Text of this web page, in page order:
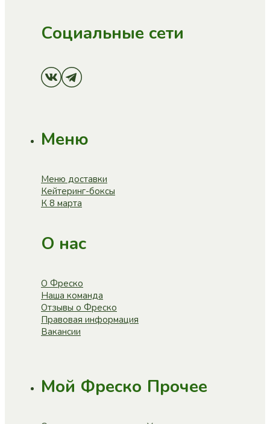
Социальные сети
Меню
Меню доставки
Кейтеринг-боксы
К 8 марта
О нас
О Фреско
Наша команда
Отзывы о Фреско
Правовая информация
Вакансии
Мой Фреско Прочее